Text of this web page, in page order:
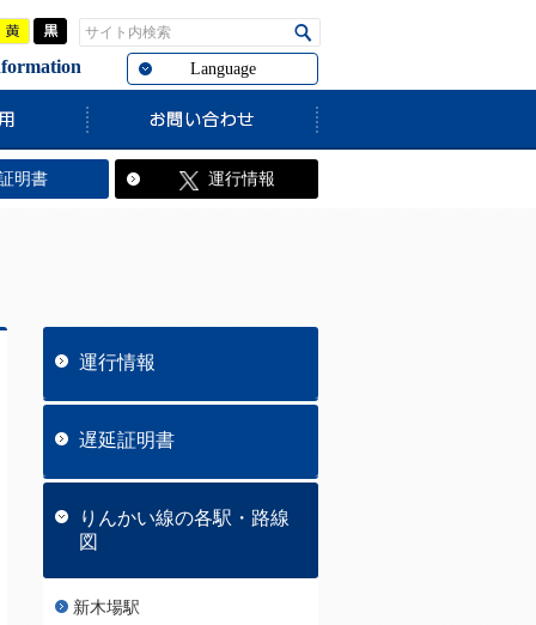
黄 サイト内検索
Language
明書 運行情報
運行情報
遅延証明書
りんかい線の各駅・路線
図
新木場駅